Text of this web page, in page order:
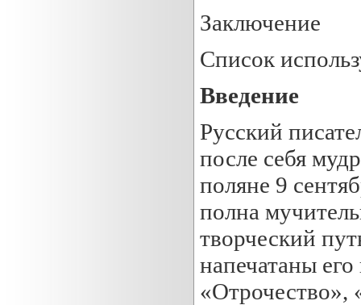
Заключение
Список
Введение
Русский
после себя
поляне 9
полна
творческий
напечатаны